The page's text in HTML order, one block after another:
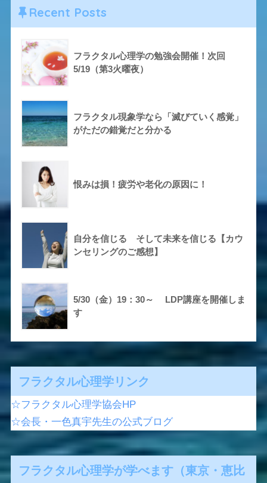
Recent Posts
フラクタル心理学の勉強会開催！次回
5/19（第3火曜夜）
フラクタル現象学なら「滅びていく感覚」
がただの錯覚だと分かる
恨みは損！疲労や老化の原因に！
自分を信じる そして未来を信じる【カウ
ンセリングのご感想】
5/30（金）19：30～ LDP講座を開催しま
す
フラクタル心理学リンク
☆フラクタル心理学協会HP
☆会長・一色真宇先生の公式ブログ
フラクタル心理学が学べます（東京・恵比